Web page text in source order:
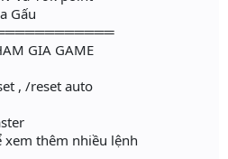
Gấu
GIA GAME
, /reset auto
xem thêm nhiều lệnh